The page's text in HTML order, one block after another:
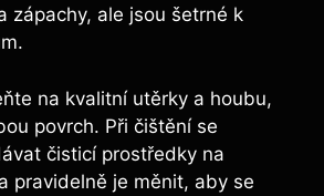
zápachy, ale jsou šetrné k
na kvalitní utěrky a houbu,
povrch. Při čištění se
čisticí prostředky na
pravidelně je měnit, aby se